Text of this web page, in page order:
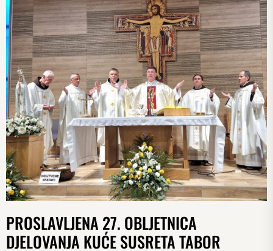
PROSLAVLJENA 27. OBLJETNICA
DJELOVANJA KUĆE SUSRETA TABOR